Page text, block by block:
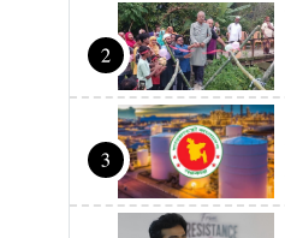
2
3